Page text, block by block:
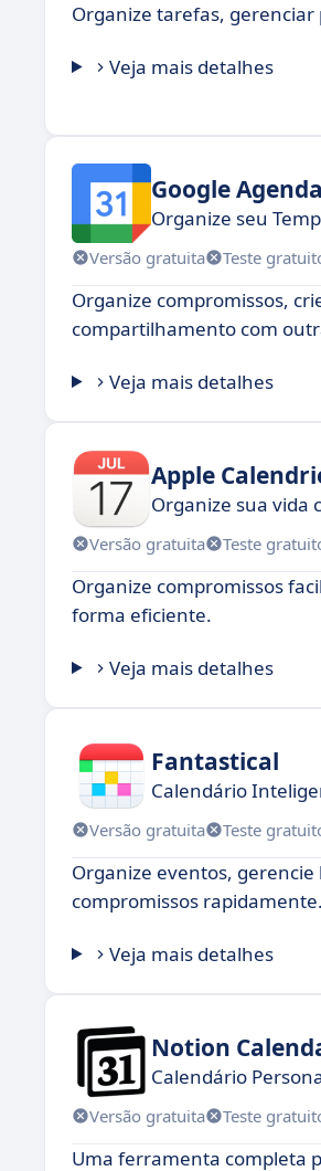
Organize tarefas,
Veja mais detalhes
Google Agenda
Organize seu
Versão gratuita Teste
Organize compromissos,
compartilhamento com
Veja mais detalhes
Apple
Organize sua vida
Versão gratuita Teste
Organize compromissos
forma eficiente.
Veja mais detalhes
Fantastical
Calendário
Versão gratuita Teste
Organize eventos,
compromissos rapidamente.
Veja mais detalhes
Notion
Calendário
Versão gratuita Teste
Uma ferramenta completa